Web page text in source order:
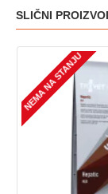
SLIČNI
NEMA NA STANJU